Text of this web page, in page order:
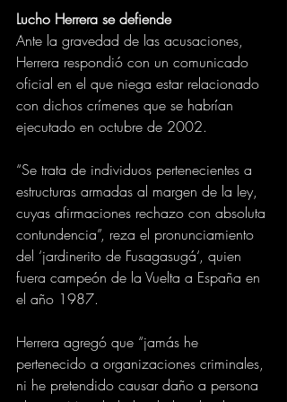
Lucho Herrera se defiende
Ante la gravedad de las acusaciones,
Herrera respondió con un comunicado
oficial en el que niega estar relacionado
con dichos crímenes que se habrían
ejecutado en octubre de 2002.
“Se trata de individuos pertenecientes a
estructuras armadas al margen de la ley,
cuyas afirmaciones rechazo con absoluta
contundencia”, reza el pronunciamiento
del ‘jardinerito de Fusagasugá‘, quien
fuera campeón de la Vuelta a España en
el año 1987.
Herrera agregó que “jamás he
pertenecido a organizaciones criminales,
ni he pretendido causar daño a persona